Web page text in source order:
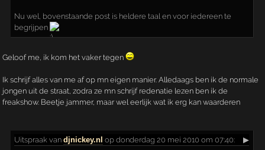
Nu wel, bovenstaande post is heldere taal en voor iedereen te
begrijpen
Geloof me, ik kom het vaker tegen
Ik schrijf alles van me af op mn eigen manier. Alledaags ben ik de normale
jongen uit de straat, zodra ze mn schrijf redenatie lezen ben ik de
freakshow. Beetje jammer, maar wel eerlijk wat ik erg kan waarderen
Uitspraak vandjnickey.nl op donderdag 20 mei 2010 om 07:40:
▶